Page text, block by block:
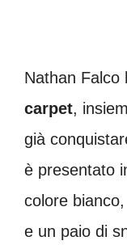
Nathan Falco
carpet,
già
è presentato
colore
e un paio di